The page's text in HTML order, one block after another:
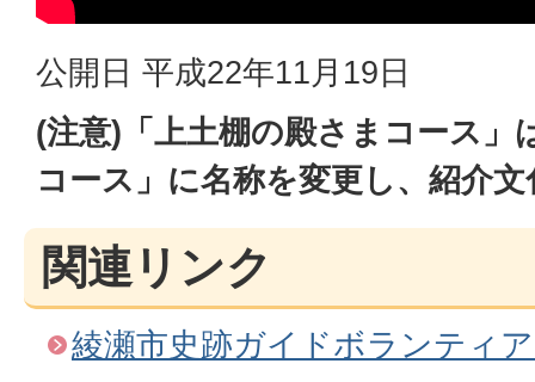
公開日 平成22年11月19日
(注意)「上土棚の殿さまコース」
コース」に名称を変更し、紹介
関連リンク
綾瀬市史跡ガイドボランティ